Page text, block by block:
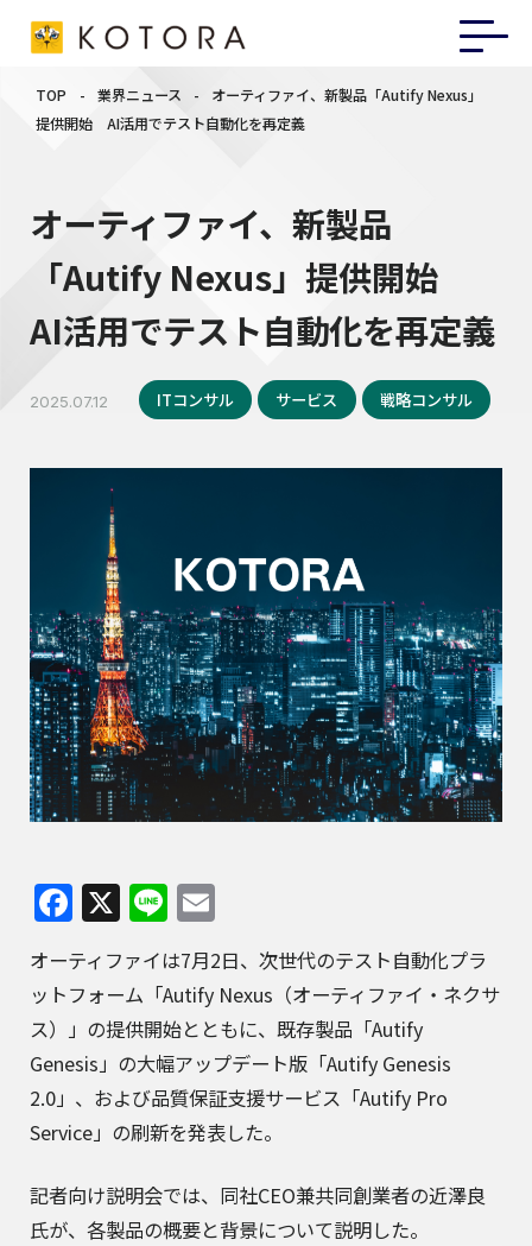
TOP - 業界ニュース -
オーティファイ、新製品「Autify Nexus」
提供開始 AI活用でテスト自動化を再定義
オーティファイ、新製品
「Autify Nexus」提供開始
AI活用でテスト自動化を再定義
2025.07.12 ITコンサル サービス 戦略コンサル
Facebook
X Line
オーティファイは7月2日、次世代のテスト自動化プラ
ットフォーム「Autify Nexus（オーティファイ・ネクサ
ス）」の提供開始とともに、既存製品「Autify
Genesis」の大幅アップデート版「Autify Genesis
2.0」、および品質保証支援サービス「Autify Pro
Service」の刷新を発表した。
記者向け説明会では、同社CEO兼共同創業者の近澤良
氏が、各製品の概要と背景について説明した。